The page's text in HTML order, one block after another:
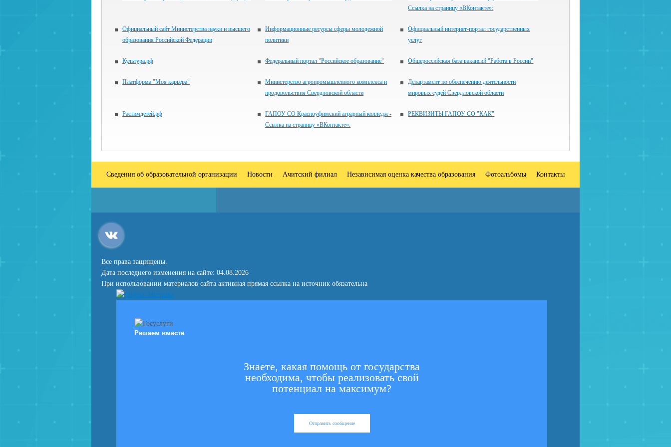
Ссылка на страницу «ВКонтакте»:
Официальный сайт Министерства науки и высшего
образования Российской Федерации
Информационные ресурсы сферы молодежной
политики
Официальный интернет-портал государственных
услуг
Культура.рф Федеральный портал "Российское образование" Общероссийская база вакансий "Работа в России"
Платформа "Моя карьера"
Министерство агропромышленного комплекса и
продовольствия Свердловской области
Департамент по обеспечению деятельности
мировых судей Свердловской области
Растимдетей.рф
ГАПОУ СО Красноуфимский аграрный колледж -
Ссылка на страницу «ВКонтакте»:
РЕКВИЗИТЫ ГАПОУ СО "КАК"
Сведения об образовательной организации Новости Ачитский филиал Независимая оценка качества образования Фотоальбомы Контакты
Все права защищены.
Дата последнего изменения на сайте: 04.08.2026
При использовании материалов сайта активная прямая ссылка на источник обязательна
Решаем вместе
Знаете, какая помощь от государства
необходима, чтобы реализовать свой
потенциал на максимум?
Отправить сообщение